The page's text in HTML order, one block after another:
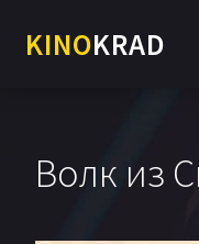
KINOKRAD
Волк из